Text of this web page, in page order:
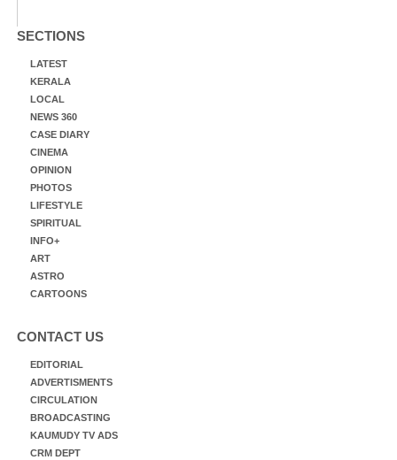
SECTIONS
LATEST
KERALA
LOCAL
NEWS 360
CASE DIARY
CINEMA
OPINION
PHOTOS
LIFESTYLE
SPIRITUAL
INFO+
ART
ASTRO
CARTOONS
CONTACT US
EDITORIAL
ADVERTISMENTS
CIRCULATION
BROADCASTING
KAUMUDY TV ADS
CRM DEPT